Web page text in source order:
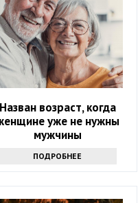
Назван возраст, когда
уже не нужны
мужчины
ПОДРОБНЕЕ